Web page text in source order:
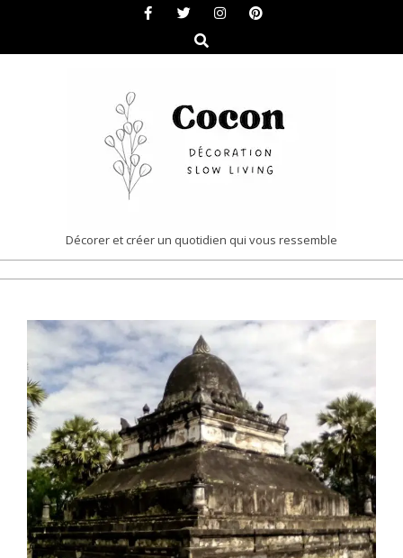
content
Search
COCON
|
&
SLOW
LIVING
Décorer et créer un quotidien qui vous ressemble